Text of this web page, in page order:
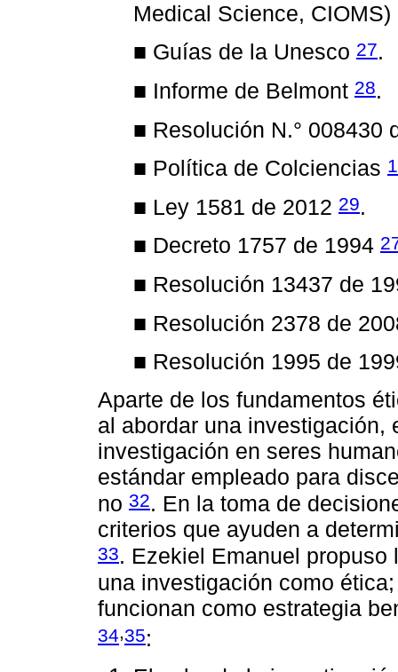
Medical Science,
■ Guías de la Unesco 27.
■ Informe de Belmont 28.
■ Resolución N.° 008430
■ Política de Colciencias
■ Ley 1581 de 2012 29.
■ Decreto 1757 de 1994
■ Resolución 13437 de
■ Resolución 2378 de
■ Resolución 1995 de
Aparte de los fundamentos
al abordar una investigación,
investigación en seres
estándar empleado para
no 32. En la toma de
criterios que ayuden a
33. Ezekiel Emanuel
una investigación como
funcionan como estrategia
34,35: